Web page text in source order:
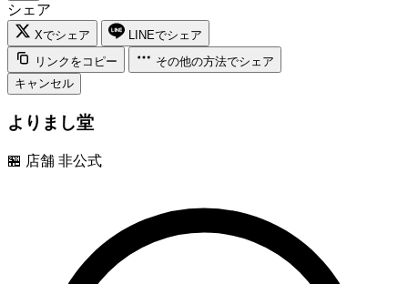
シェア
Xでシェア
LINEでシェア
リンクをコピー
その他の方法でシェア
キャンセル
よりまし堂
🏪 店舗 非公式